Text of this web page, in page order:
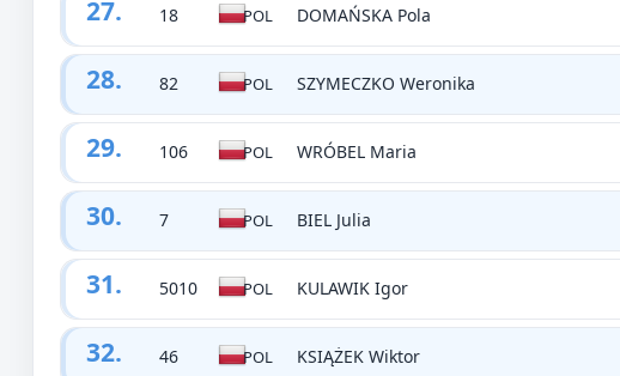
27. 18 POL DOMAŃSKA Pola
28. 82 POL SZYMECZKO Weronika
29. 106 POL WRÓBEL Maria
30. 7 POL BIEL Julia
31. 5010 POL KULAWIK Igor
32. 46 POL KSIĄŻEK Wiktor